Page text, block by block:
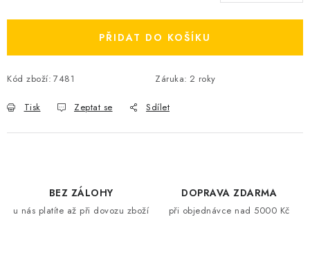
PŘIDAT DO KOŠÍKU
Kód zboží: 7481 Záruka: 2 roky
Tisk Zeptat se Sdílet
BEZ ZÁLOHY
u nás platíte až při dovozu zboží
DOPRAVA ZDARMA
při objednávce nad 5000 Kč